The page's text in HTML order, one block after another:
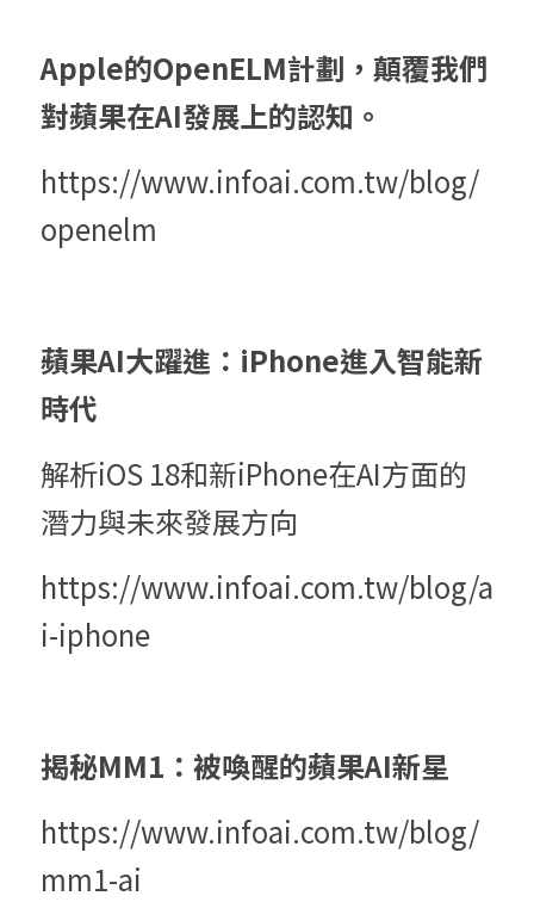
Apple的OpenELM計劃，顛覆我們
對蘋果在AI發展上的認知。
https://www.infoai.com.tw/blog/
openelm
蘋果AI大躍進：iPhone進入智能新
時代
解析iOS 18和新iPhone在AI方面的
潛力與未來發展方向
https://www.infoai.com.tw/blog/a
i-iphone
揭秘MM1：被喚醒的蘋果AI新星
https://www.infoai.com.tw/blog/
mm1-ai